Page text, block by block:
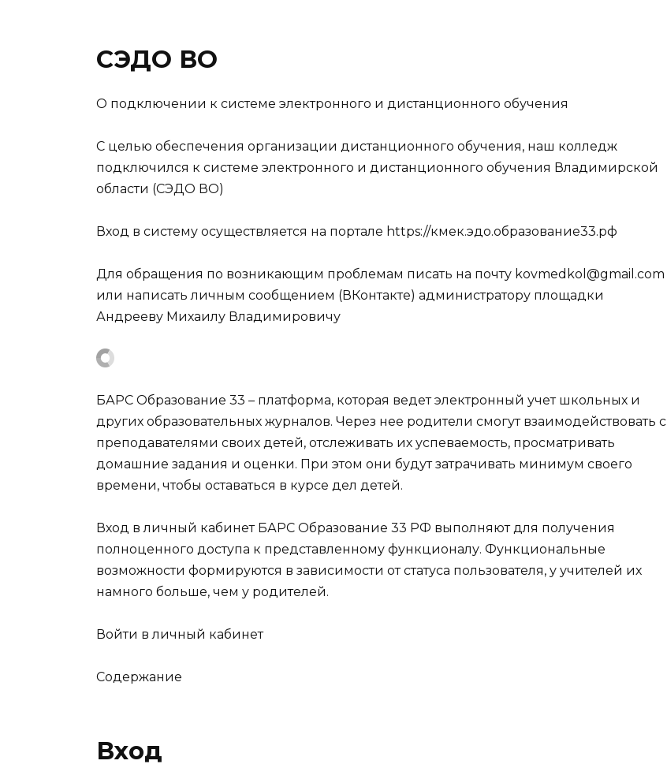
СЭДО ВО
О подключении к системе электронного и дистанционного обучения
С целью обеспечения организации дистанционного обучения, наш колледж
подключился к системе электронного и дистанционного обучения Владимирской
области (СЭДО ВО)
Вход в систему осуществляется на портале https://кмек.эдо.образование33.рф
Для обращения по возникающим проблемам писать на почту kovmedkol @gmail .com
или написать личным сообщением (ВКонтакте) администратору площадки
Андрееву Михаилу Владимировичу
БАРС Образование 33 – платформа, которая ведет электронный учет школьных и
других образовательных журналов. Через нее родители смогут взаимодействовать с
преподавателями своих детей, отслеживать их успеваемость, просматривать
домашние задания и оценки. При этом они будут затрачивать минимум своего
времени, чтобы оставаться в курсе дел детей.
Вход в личный кабинет БАРС Образование 33 РФ выполняют для получения
полноценного доступа к представленному функционалу. Функциональные
возможности формируются в зависимости от статуса пользователя, у учителей их
намного больше, чем у родителей.
Войти в личный кабинет
Содержание
Вход